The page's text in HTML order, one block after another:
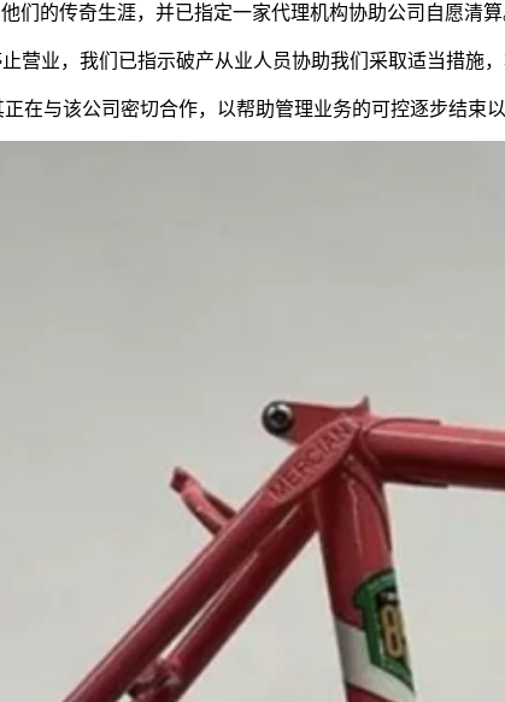
们的传奇生涯，并已指定一家代理机构协助公司自愿清算
营业，我们已指示破产从业人员协助我们采取适当措施
在与该公司密切合作，以帮助管理业务的可控逐步结束